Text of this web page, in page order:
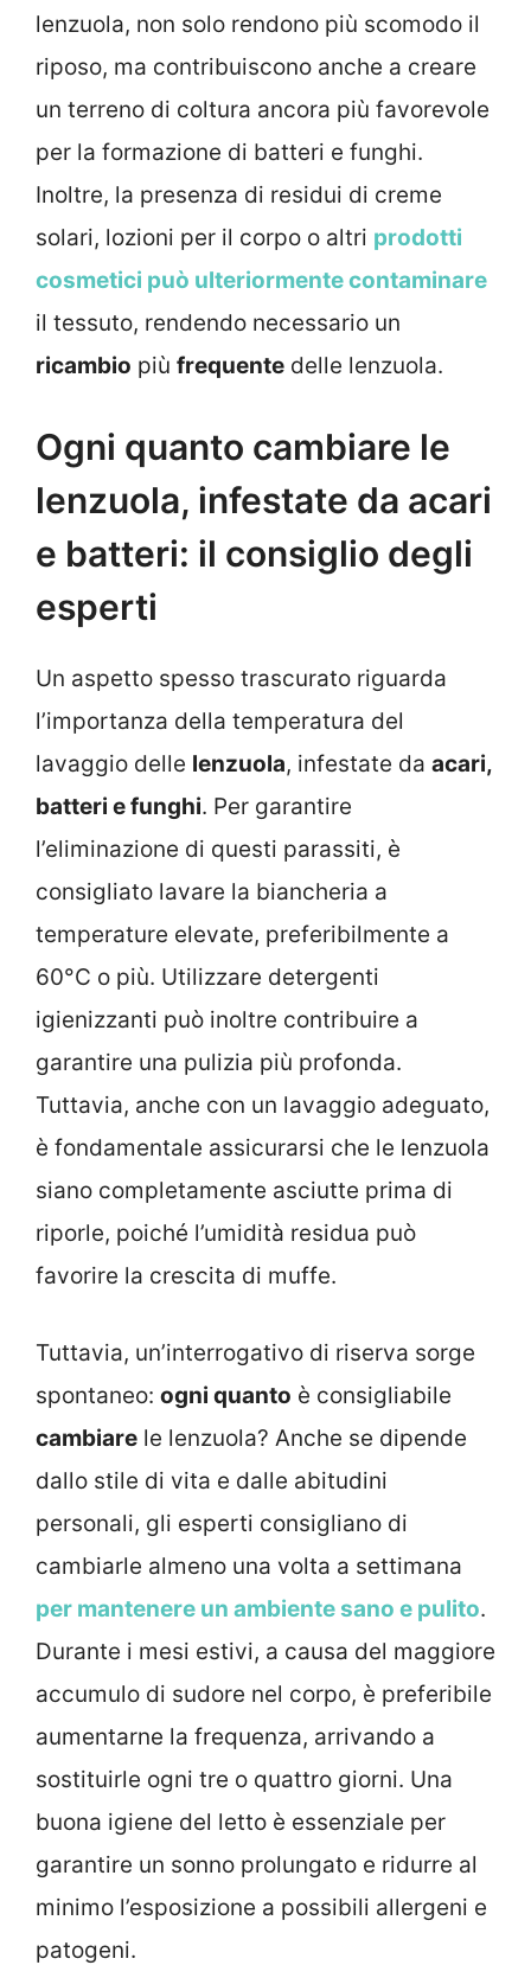
lenzuola, non solo rendono più scomodo il
riposo, ma contribuiscono anche a creare
un terreno di coltura ancora più favorevole
per la formazione di batteri e funghi.
Inoltre, la presenza di residui di creme
solari, lozioni per il corpo o altri prodotti
cosmetici può ulteriormente contaminare
il tessuto, rendendo necessario un
ricambio più frequente delle lenzuola.
Ogni quanto cambiare le
lenzuola, infestate da acari
e batteri: il consiglio degli
esperti
Un aspetto spesso trascurato riguarda
l’importanza della temperatura del
lavaggio delle lenzuola, infestate da acari,
batteri e funghi. Per garantire
l’eliminazione di questi parassiti, è
consigliato lavare la biancheria a
temperature elevate, preferibilmente a
60°C o più. Utilizzare detergenti
igienizzanti può inoltre contribuire a
garantire una pulizia più profonda.
Tuttavia, anche con un lavaggio adeguato,
è fondamentale assicurarsi che le lenzuola
siano completamente asciutte prima di
riporle, poiché l’umidità residua può
favorire la crescita di muffe.
Tuttavia, un’interrogativo di riserva sorge
spontaneo: ogni quanto è consigliabile
cambiare le lenzuola? Anche se dipende
dallo stile di vita e dalle abitudini
personali, gli esperti consigliano di
cambiarle almeno una volta a settimana
per mantenere un ambiente sano e pulito.
Durante i mesi estivi, a causa del maggiore
accumulo di sudore nel corpo, è preferibile
aumentarne la frequenza, arrivando a
sostituirle ogni tre o quattro giorni. Una
buona igiene del letto è essenziale per
garantire un sonno prolungato e ridurre al
minimo l’esposizione a possibili allergeni e
patogeni.